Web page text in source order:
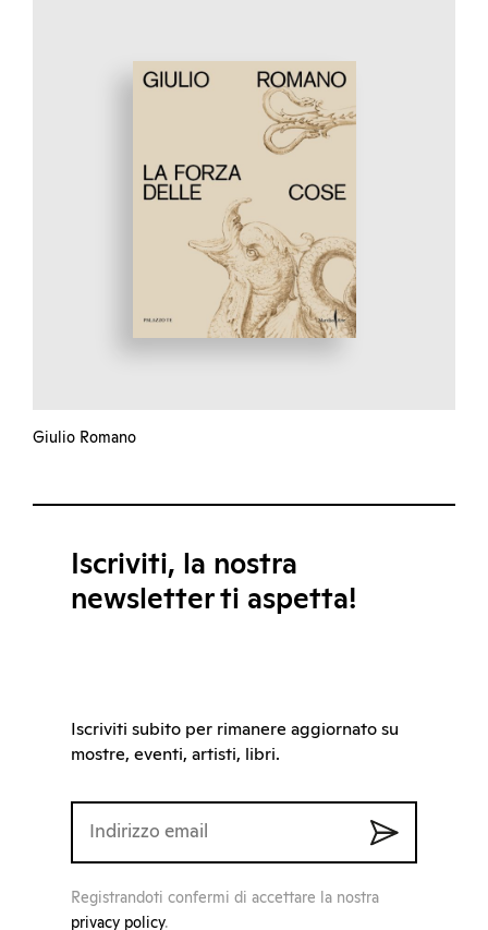
Giulio Romano
Iscriviti, la nostra
newsletter ti aspetta!
Iscriviti subito per rimanere aggiornato su
mostre, eventi, artisti, libri.
Registrandoti confermi di accettare la nostra
privacy policy.